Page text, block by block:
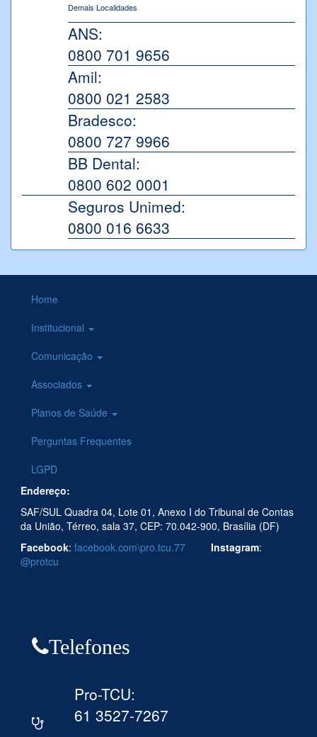
Demais Localidades
ANS:
0800 701 9656
Amil:
0800 021 2583
Bradesco:
0800 727 9966
BB Dental:
0800 602 0001
Seguros Unimed:
0800 016 6633
Home
Institucional
Comunicação
Associados
Planos de Saúde
Perguntas Frequentes
LGPD
Endereço:
SAF/SUL Quadra 04, Lote 01, Anexo I do Tribunal de Contas
da União, Térreo, sala 37, CEP: 70.042-900, Brasília (DF)
Facebook: facebook.com\pro.tcu.77 Instagram:
@protcu
Telefones
Pro-TCU:
61 3527-7267